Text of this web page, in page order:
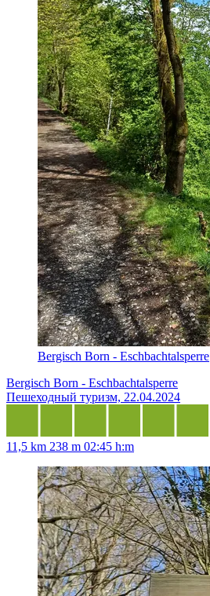
Bergisch Born - Eschbachtalsperre
Bergisch Born - Eschbachtalsperre
Пешеходный туризм, 22.04.2024
11,5 km 238 m 02:45 h:m